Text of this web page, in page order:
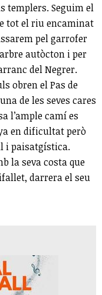
templers. Seguim el
tot el riu encaminat
pel garrofer
autòcton i per
del Negrer.
obren el Pas de
de les seves cares
l’ample camí es
en dificultat però
i paisatgística.
la seva costa que
darrera el seu